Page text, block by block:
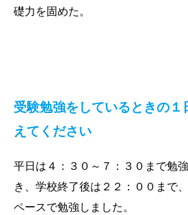
礎力を固めた。
受験勉強をしているときの
えてください
平日は４：３０～７：３０まで勉
き、学校終了後は２２：００まで
ペースで勉強しました。